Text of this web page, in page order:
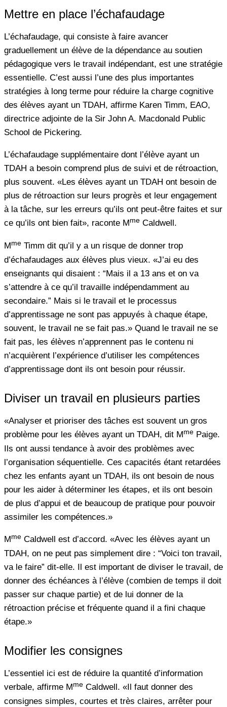
Mettre en place l’échafaudage
L’échafaudage, qui consiste à faire avancer
graduellement un élève de la dépendance au soutien
pédagogique vers le travail indépendant, est une stratégie
essentielle. C’est aussi l’une des plus importantes
stratégies à long terme pour réduire la charge cognitive
des élèves ayant un TDAH, affirme Karen Timm, EAO,
directrice adjointe de la Sir John A. Macdonald Public
School de Pickering.
L’échafaudage supplémentaire dont l’élève ayant un
TDAH a besoin comprend plus de suivi et de rétroaction,
plus souvent. «Les élèves ayant un TDAH ont besoin de
plus de rétroaction sur leurs progrès et leur engagement
à la tâche, sur les erreurs qu’ils ont peut-être faites et sur
ce qu’ils ont bien fait», raconte Mme Caldwell.
Mme Timm dit qu’il y a un risque de donner trop
d’échafaudages aux élèves plus vieux. «J’ai eu des
enseignants qui disaient : “Mais il a 13 ans et on va
s’attendre à ce qu’il travaille indépendamment au
secondaire.” Mais si le travail et le processus
d’apprentissage ne sont pas appuyés à chaque étape,
souvent, le travail ne se fait pas.» Quand le travail ne se
fait pas, les élèves n’apprennent pas le contenu ni
n’acquièrent l’expérience d’utiliser les compétences
d’apprentissage dont ils ont besoin pour réussir.
Diviser un travail en plusieurs parties
«Analyser et prioriser des tâches est souvent un gros
problème pour les élèves ayant un TDAH, dit Mme Paige.
Ils ont aussi tendance à avoir des problèmes avec
l’organisation séquentielle. Ces capacités étant retardées
chez les enfants ayant un TDAH, ils ont besoin de nous
pour les aider à déterminer les étapes, et ils ont besoin
de plus d’appui et de beaucoup de pratique pour pouvoir
assimiler les compétences.»
Mme Caldwell est d’accord. «Avec les élèves ayant un
TDAH, on ne peut pas simplement dire : “Voici ton travail,
va le faire” dit-elle. Il est important de diviser le travail, de
donner des échéances à l’élève (combien de temps il doit
passer sur chaque partie) et de lui donner de la
rétroaction précise et fréquente quand il a fini chaque
étape.»
Modifier les consignes
L’essentiel ici est de réduire la quantité d’information
verbale, affirme Mme Caldwell. «Il faut donner des
consignes simples, courtes et très claires, arrêter pour